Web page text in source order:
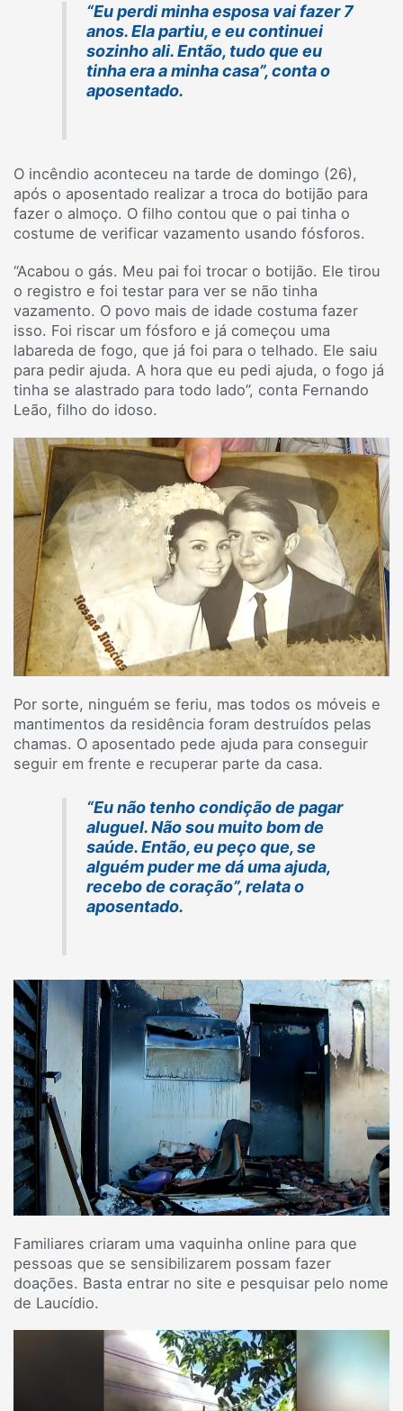
“Eu perdi minha esposa vai fazer 7
anos. Ela partiu, e eu continuei
sozinho ali. Então, tudo que eu
tinha era a minha casa”, conta o
aposentado.
O incêndio aconteceu na tarde de domingo (26),
após o aposentado realizar a troca do botijão para
fazer o almoço. O filho contou que o pai tinha o
costume de verificar vazamento usando fósforos.
“Acabou o gás. Meu pai foi trocar o botijão. Ele tirou
o registro e foi testar para ver se não tinha
vazamento. O povo mais de idade costuma fazer
isso. Foi riscar um fósforo e já começou uma
labareda de fogo, que já foi para o telhado. Ele saiu
para pedir ajuda. A hora que eu pedi ajuda, o fogo já
tinha se alastrado para todo lado”, conta Fernando
Leão, filho do idoso.
Por sorte, ninguém se feriu, mas todos os móveis e
mantimentos da residência foram destruídos pelas
chamas. O aposentado pede ajuda para conseguir
seguir em frente e recuperar parte da casa.
“Eu não tenho condição de pagar
aluguel. Não sou muito bom de
saúde. Então, eu peço que, se
alguém puder me dá uma ajuda,
recebo de coração”, relata o
aposentado.
Familiares criaram uma vaquinha online para que
pessoas que se sensibilizarem possam fazer
doações. Basta entrar no site e pesquisar pelo nome
de Laucídio.